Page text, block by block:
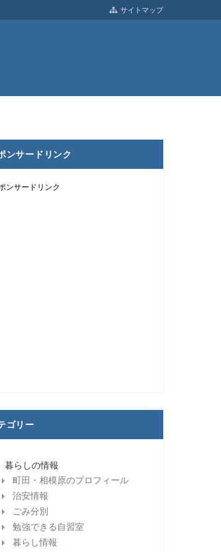
サイトマップ
ンサードリンク
ンサードリンク
ゴリー
暮らしの情報
町田・相模原のプロフィール
治安情報
ごみ分別
勉強できる自習室
暮らし情報